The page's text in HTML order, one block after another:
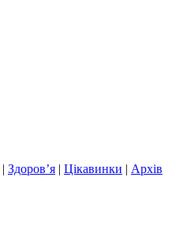
| Здоров’я | Цікавинки | Архів